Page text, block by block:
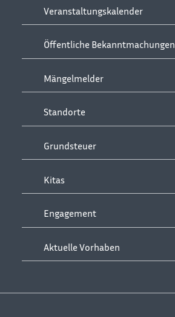
Veranstaltungskalender
Öffentliche Bekanntmachungen
Mängelmelder
Standorte
Grundsteuer
Kitas
Engagement
Aktuelle Vorhaben